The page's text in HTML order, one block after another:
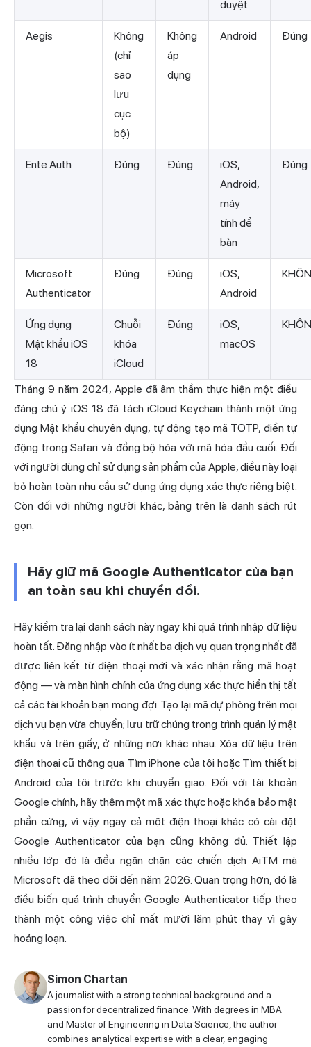
duyệt
Aegis
Không
(chỉ
sao
lưu
cục
bộ)
Không
áp
dụng
Android Đúng
Ente Auth Đúng Đúng
iOS,
Android,
máy
tính để
bàn
Đúng
Microsoft
Authenticator
Đúng Đúng
iOS,
Android
Ứng dụng
Mật khẩu iOS
18
Chuỗi
khóa
iCloud
Đúng
iOS,
macOS
Tháng 9 năm 2024, Apple đã âm thầm thực hiện một điều
đáng chú ý. iOS 18 đã tách iCloud Keychain thành một ứng
dụng Mật khẩu chuyên dụng, tự động tạo mã TOTP, điền tự
động trong Safari và đồng bộ hóa với mã hóa đầu cuối. Đối
với người dùng chỉ sử dụng sản phẩm của Apple, điều này loại
bỏ hoàn toàn nhu cầu sử dụng ứng dụng xác thực riêng biệt.
Còn đối với những người khác, bảng trên là danh sách rút
gọn.
Hãy giữ mã Google Authenticator của bạn
an toàn sau khi chuyển đổi.
Hãy kiểm tra lại danh sách này ngay khi quá trình nhập dữ liệu
hoàn tất. Đăng nhập vào ít nhất ba dịch vụ quan trọng nhất đã
được liên kết từ điện thoại mới và xác nhận rằng mã hoạt
động — và màn hình chính của ứng dụng xác thực hiển thị tất
cả các tài khoản bạn mong đợi. Tạo lại mã dự phòng trên mọi
dịch vụ bạn vừa chuyển; lưu trữ chúng trong trình quản lý mật
khẩu và trên giấy, ở những nơi khác nhau. Xóa dữ liệu trên
điện thoại cũ thông qua Tìm iPhone của tôi hoặc Tìm thiết bị
Android của tôi trước khi chuyển giao. Đối với tài khoản
Google chính, hãy thêm một mã xác thực hoặc khóa bảo mật
phần cứng, vì vậy ngay cả một điện thoại khác có cài đặt
Google Authenticator của bạn cũng không đủ. Thiết lập
nhiều lớp đó là điều ngăn chặn các chiến dịch AiTM mà
Microsoft đã theo dõi đến năm 2026. Quan trọng hơn, đó là
điều biến quá trình chuyển Google Authenticator tiếp theo
thành một công việc chỉ mất mười lăm phút thay vì gây
hoảng loạn.
Simon Chartan
A journalist with a strong technical background and a
passion for decentralized finance. With degrees in MBA
and Master of Engineering in Data Science, the author
combines analytical expertise with a clear, engaging